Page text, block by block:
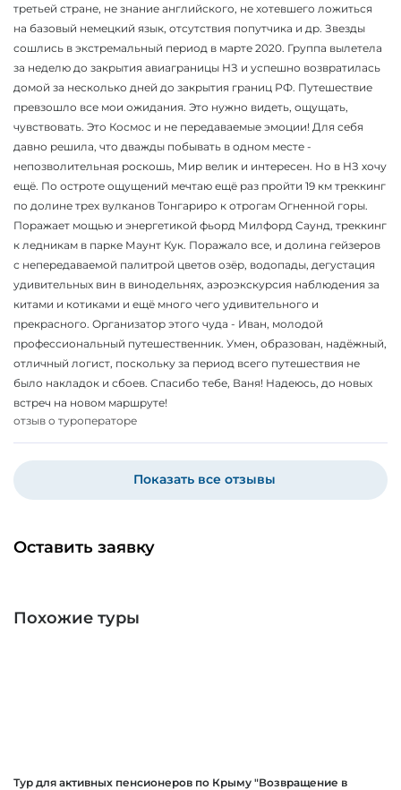
третьей стране, не знание английского, не хотевшего ложиться
на базовый немецкий язык, отсутствия попутчика и др. Звезды
сошлись в экстремальный период в марте 2020. Группа вылетела
за неделю до закрытия авиаграницы НЗ и успешно возвратилась
домой за несколько дней до закрытия границ РФ. Путешествие
превзошло все мои ожидания. Это нужно видеть, ощущать,
чувствовать. Это Космос и не передаваемые эмоции! Для себя
давно решила, что дважды побывать в одном месте -
непозволительная роскошь, Мир велик и интересен. Но в НЗ хочу
ещё. По остроте ощущений мечтаю ещё раз пройти 19 км треккинг
по долине трех вулканов Тонгариро к отрогам Огненной горы.
Поражает мощью и энергетикой фьорд Милфорд Саунд, треккинг
к ледникам в парке Маунт Кук. Поражало все, и долина гейзеров
с непередаваемой палитрой цветов озёр, водопады, дегустация
удивительных вин в винодельнях, аэроэкскурсия наблюдения за
китами и котиками и ещё много чего удивительного и
прекрасного. Организатор этого чуда - Иван, молодой
профессиональный путешественник. Умен, образован, надёжный,
отличный логист, поскольку за период всего путешествия не
было накладок и сбоев. Спасибо тебе, Ваня! Надеюсь, до новых
встреч на новом маршруте!
отзыв о туроператоре
Показать все отзывы
Оставить заявку
Похожие туры
Тур для активных пенсионеров по Крыму "Возвращение в